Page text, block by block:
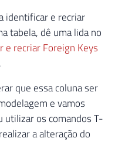
identificar e recriar
tabela, dê uma lida no
e recriar Foreign Keys
que essa coluna ser
e vamos
utilizar os comandos T-
a alteração do